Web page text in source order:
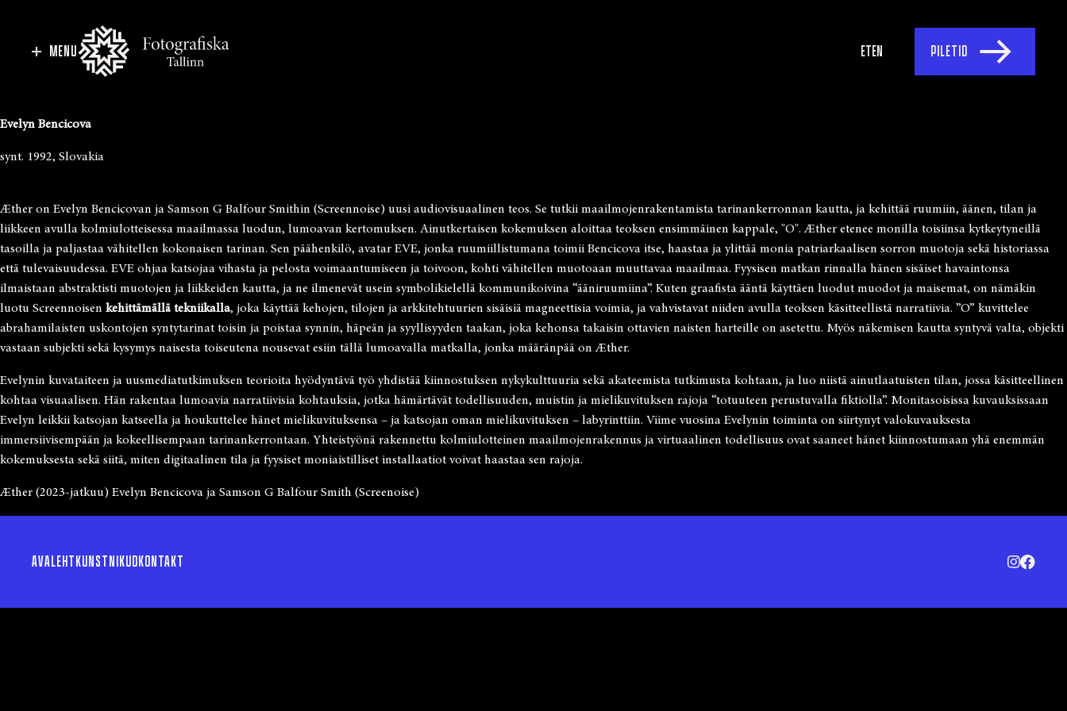
MENU ETEN PILETID
Evelyn Bencicova
synt. 1992, Slovakia
Æther on Evelyn Bencicovan ja Samson G Balfour Smithin (Screennoise) uusi audiovisuaalinen teos. Se tutkii maailmojenrakentamista tarinankerronnan kautta, ja kehittää ruumiin, äänen, tilan ja
liikkeen avulla kolmiulotteisessa maailmassa luodun, lumoavan kertomuksen. Ainutkertaisen kokemuksen aloittaa teoksen ensimmäinen kappale, "O". Æther etenee monilla toisiinsa kytkeytyneillä
tasoilla ja paljastaa vähitellen kokonaisen tarinan. Sen päähenkilö, avatar EVE, jonka ruumiillistumana toimii Bencicova itse, haastaa ja ylittää monia patriarkaalisen sorron muotoja sekä historiassa
että tulevaisuudessa. EVE ohjaa katsojaa vihasta ja pelosta voimaantumiseen ja toivoon, kohti vähitellen muotoaan muuttavaa maailmaa. Fyysisen matkan rinnalla hänen sisäiset havaintonsa
ilmaistaan abstraktisti muotojen ja liikkeiden kautta, ja ne ilmenevät usein symbolikielellä kommunikoivina “ääniruumiina”. Kuten graafista ääntä käyttäen luodut muodot ja maisemat, on nämäkin
luotu Screennoisen kehittämällä tekniikalla, joka käyttää kehojen, tilojen ja arkkitehtuurien sisäisiä magneettisia voimia, ja vahvistavat niiden avulla teoksen käsitteellistä narratiivia. ”O” kuvittelee
abrahamilaisten uskontojen syntytarinat toisin ja poistaa synnin, häpeän ja syyllisyyden taakan, joka kehonsa takaisin ottavien naisten harteille on asetettu. Myös näkemisen kautta syntyvä valta, objekti
vastaan subjekti sekä kysymys naisesta toiseutena nousevat esiin tällä lumoavalla matkalla, jonka määränpää on Æther.
Evelynin kuvataiteen ja uusmediatutkimuksen teorioita hyödyntävä työ yhdistää kiinnostuksen nykykulttuuria sekä akateemista tutkimusta kohtaan, ja luo niistä ainutlaatuisten tilan, jossa käsitteellinen
kohtaa visuaalisen. Hän rakentaa lumoavia narratiivisia kohtauksia, jotka hämärtävät todellisuuden, muistin ja mielikuvituksen rajoja “totuuteen perustuvalla fiktiolla”. Monitasoisissa kuvauksissaan
Evelyn leikkii katsojan katseella ja houkuttelee hänet mielikuvituksensa – ja katsojan oman mielikuvituksen – labyrinttiin. Viime vuosina Evelynin toiminta on siirtynyt valokuvauksesta
immersiivisempään ja kokeellisempaan tarinankerrontaan. Yhteistyönä rakennettu kolmiulotteinen maailmojenrakennus ja virtuaalinen todellisuus ovat saaneet hänet kiinnostumaan yhä enemmän
kokemuksesta sekä siitä, miten digitaalinen tila ja fyysiset moniaistilliset installaatiot voivat haastaa sen rajoja.
Æther (2023-jatkuu) Evelyn Bencicova ja Samson G Balfour Smith (Screenoise)
AVALEHTKUNSTNIKUDKONTAKT